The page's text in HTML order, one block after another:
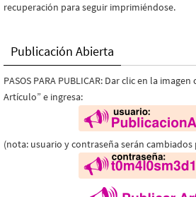
recuperación para seguir imprimiéndose.
Publicación Abierta
PASOS PARA PUBLICAR: Dar clic en la
Artículo” e ingresa:
(nota: usuario y contraseña serán